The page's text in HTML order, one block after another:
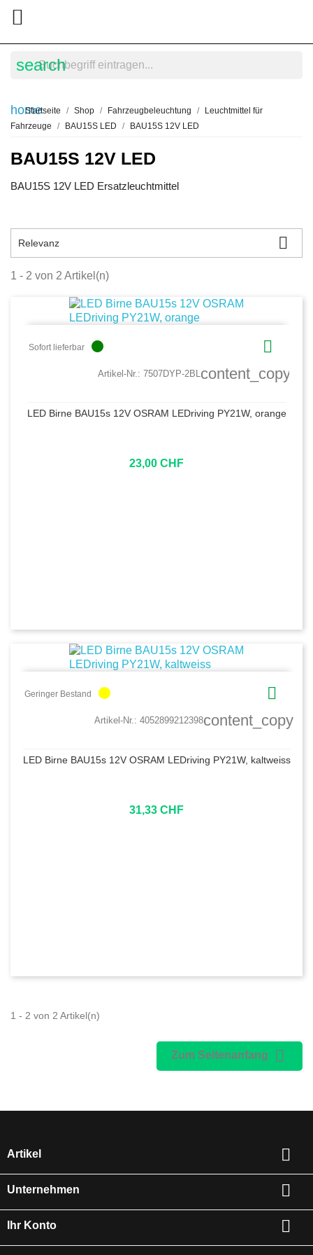

search
home
Startseite Shop Fahrzeugbeleuchtung
Leuchtmittel für
Fahrzeuge
BAU15S LED BAU15S 12V LED
BAU15S 12V LED
BAU15S 12V LED Ersatzleuchtmittel
Relevanz 
1 - 2 von 2 Artikel(n)
Sofort lieferbar circle 
Artikel-Nr.: 7507DYP-2BLcontent_copy
LED Birne BAU15s 12V OSRAM LEDriving PY21W, orange
23,00 CHF
Geringer Bestand circle 
Artikel-Nr.: 4052899212398content_copy
LED Birne BAU15s 12V OSRAM LEDriving PY21W, kaltweiss
31,33 CHF
1 - 2 von 2 Artikel(n)
Zum Seitenanfang 
Artikel 
Unternehmen 
Ihr Konto
